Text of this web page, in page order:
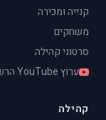
קנייה ומכירה
משחקים
סרטוני קהילה
ערוץ YouTube הרשמי
קהילה